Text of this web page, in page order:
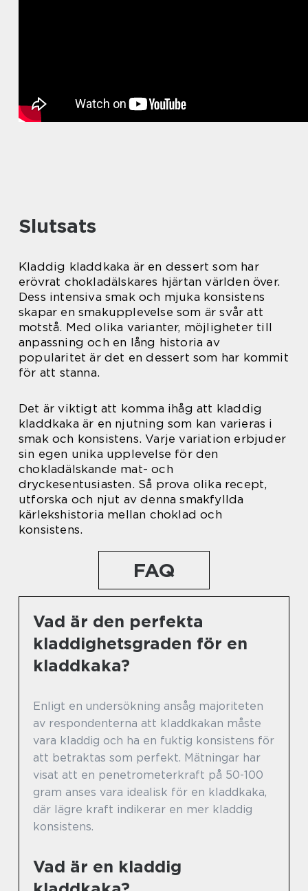
Slutsats
Kladdig kladdkaka är en dessert som har
erövrat chokladälskares hjärtan världen över.
Dess intensiva smak och mjuka konsistens
skapar en smakupplevelse som är svår att
motstå. Med olika varianter, möjligheter till
anpassning och en lång historia av
popularitet är det en dessert som har kommit
för att stanna.
Det är viktigt att komma ihåg att kladdig
kladdkaka är en njutning som kan varieras i
smak och konsistens. Varje variation erbjuder
sin egen unika upplevelse för den
chokladälskande mat- och
dryckesentusiasten. Så prova olika recept,
utforska och njut av denna smakfyllda
kärlekshistoria mellan choklad och
konsistens.
FAQ
Vad är den perfekta
kladdighetsgraden för en
kladdkaka?
Enligt en undersökning ansåg majoriteten
av respondenterna att kladdkakan måste
vara kladdig och ha en fuktig konsistens för
att betraktas som perfekt. Mätningar har
visat att en penetrometerkraft på 50-100
gram anses vara idealisk för en kladdkaka,
där lägre kraft indikerar en mer kladdig
konsistens.
Vad är en kladdig